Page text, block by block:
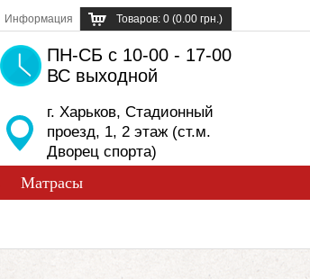
Товаров: 0 (0.00 грн.)
Информация
ПН-СБ с 10-00 - 17-00
ВС выходной
г. Харьков, Стадионный
проезд, 1, 2 этаж (ст.м.
Дворец спорта)
Матрасы